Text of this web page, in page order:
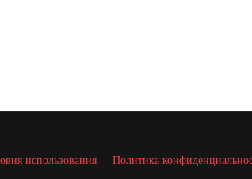
использования Политика